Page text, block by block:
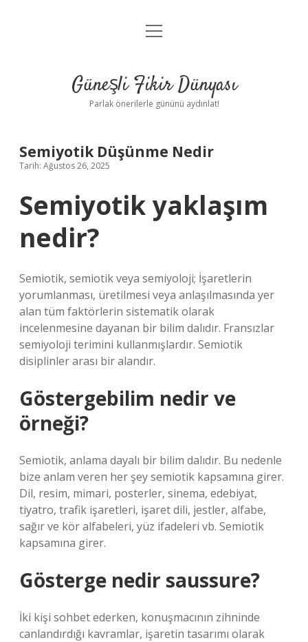
Anasayfa
Yasal Uyarı
menüyü
Güneşli Fikir Dünyası
Parlak önerilerle gününü aydınlat!
Semiyotik Düşünme Nedir
Tarih: Ağustos 26, 2025
Semiyotik yaklaşım
nedir?
Semiotik, semiotik veya semiyoloji; İşaretlerin
yorumlanması, üretilmesi veya anlaşılmasında yer
alan tüm faktörlerin sistematik olarak
incelenmesine dayanan bir bilim dalıdır. Fransızlar
semiyoloji terimini kullanmışlardır. Semiotik
disiplinler arası bir alandır.
Göstergebilim nedir ve
örneği?
Semiotik, anlama dayalı bir bilim dalıdır. Bu nedenle
bize anlam veren her şey semiotik kapsamına girer.
Dil, resim, mimari, posterler, sinema, edebiyat,
tiyatro, trafik işaretleri, işaret dili, jestler, alfabe,
sağır ve kör alfabeleri, yüz ifadeleri vb. Semiotik
kapsamına girer.
Gösterge nedir saussure?
İki kişi sohbet ederken, konuşmacının zihninde
canlandırdığı kavramlar, işaretin tasarımı olarak